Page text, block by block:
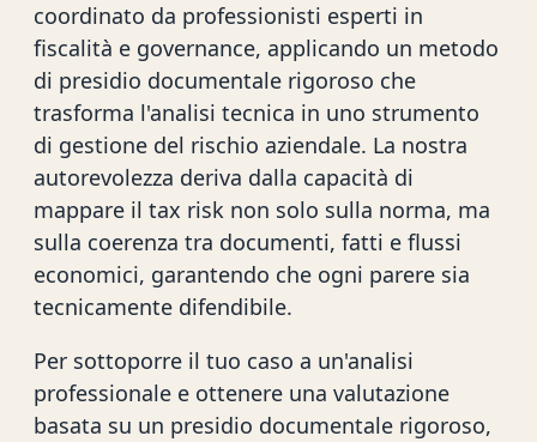
coordinato da professionisti esperti in
fiscalità e governance, applicando un metodo
di presidio documentale rigoroso che
trasforma l'analisi tecnica in uno strumento
di gestione del rischio aziendale. La nostra
autorevolezza deriva dalla capacità di
mappare il tax risk non solo sulla norma, ma
sulla coerenza tra documenti, fatti e flussi
economici, garantendo che ogni parere sia
tecnicamente difendibile.
Per sottoporre il tuo caso a un'analisi
professionale e ottenere una valutazione
basata su un presidio documentale rigoroso,